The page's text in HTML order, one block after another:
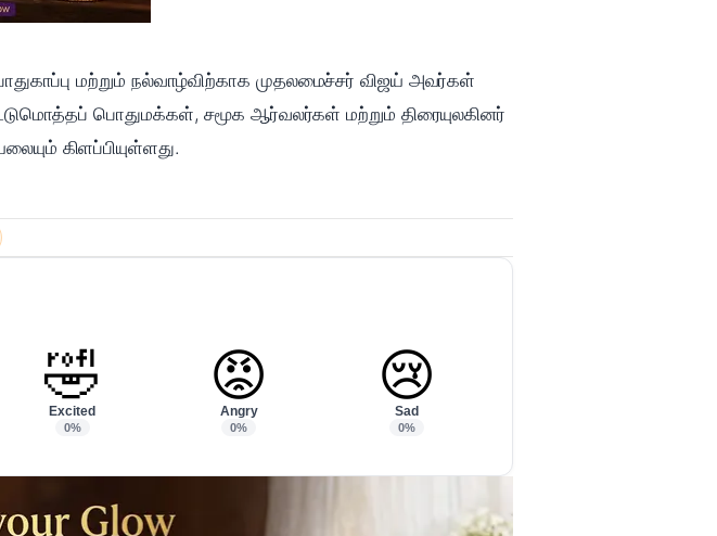
மற்றும் நல்வாழ்விற்காக முதலமைச்சர் விஜய் அவர்கள்
பொதுமக்கள், சமூக ஆர்வலர்கள் மற்றும் திரையுலகினர்
கிளப்பியுள்ளது.
🤣
Excited
0%
😡
Angry
0%
😢
Sad
0%